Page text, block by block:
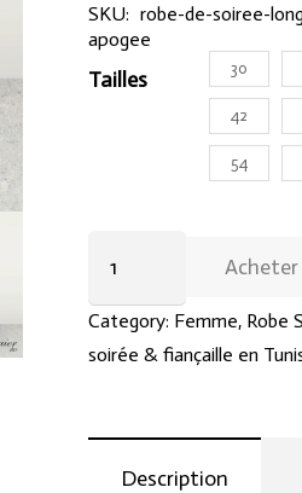
SKU: robe-de-soiree-
apogee
Tailles 30
42
54
soirée
longue
Élégance
Acheter
Category: Femme, Robe
soirée & fiançaille en
Description